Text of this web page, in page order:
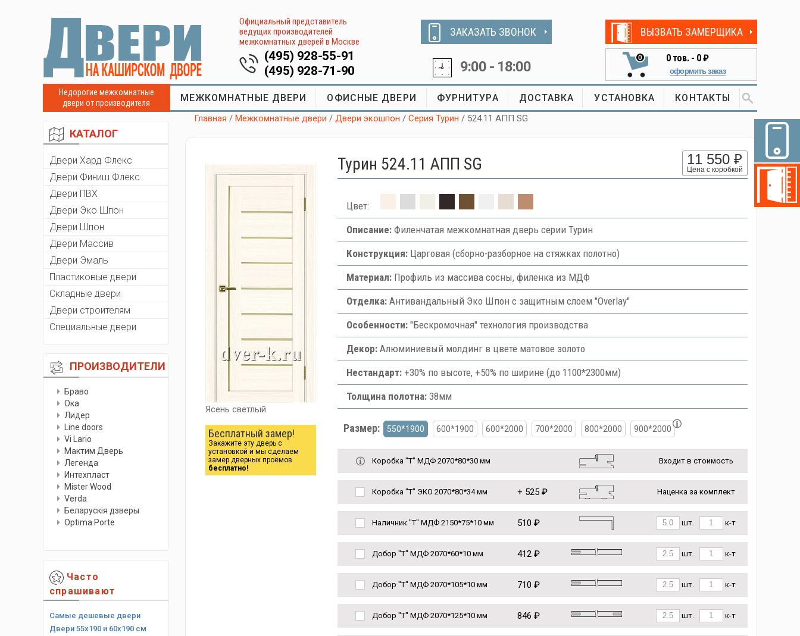
Официальный представитель
ведущих производителей
межкомнатных дверей в Москве
(495) 928-55-91
(495) 928-71-90
ЗАКАЗАТЬ ЗВОНОК
9:00 - 18:00
ВЫЗВАТЬ ЗАМЕРЩИКА
0 0тов. - 0 ₽
оформить заказ
Недорогие межкомнатные
двери от производителя
МЕЖКОМНАТНЫЕ ДВЕРИ ОФИСНЫЕ ДВЕРИ ФУРНИТУРА ДОСТАВКА УСТАНОВКА КОНТАКТЫ
КАТАЛОГ
Двери Хард Флекс
Двери Финиш Флекс
Двери ПВХ
Двери Эко Шпон
Двери Шпон
Двери Массив
Двери Эмаль
Пластиковые двери
Складные двери
Двери строителям
Специальные двери
ПРОИЗВОДИТЕЛИ
Браво
Ока
Лидер
Line doors
Vi Lario
Мактим Дверь
Легенда
Интехпласт
Мister Wood
Verda
Беларускiя дзверы
Optima Porte
Часто
спрашивают
Самые дешевые двери
Двери 55х190 и 60х190 см
Главная /Межкомнатные двери /Двери экошпон /Серия Турин / 524.11 АПП SG
Ясень светлый
Бесплатный замер!
Закажите эту дверь с
установкой и мы сделаем
замер дверных проёмов
бесплатно!
Турин 524.11 АПП SG 11 550 ₽
Цена с коробкой
Цвет:
Описание:Филенчатая межкомнатная дверь серии Турин
Конструкция:Царговая (сборно-разборное на стяжках полотно)
Материал:Профиль из массива сосны, филенка из МДФ
Отделка:Антивандальный Эко Шпон с защитным слоем "Overlay"
Особенности:"Бескромочная" технология производства
Декор:Алюминиевый молдинг в цвете матовое золото
Нестандарт:+30% по высоте, +50% по ширине (до 1100*2300мм)
Толщина полотна:38мм
Размер: 550*1900 600*1900 600*2000 700*2000 800*2000 900*2000
Коробка "Т" МДФ 2070*80*30 мм Входит в стоимость
Коробка "Т" ЭКО 2070*80*34 мм + 525 ₽ Наценка за комплект
Наличник "Т" МДФ 2150*75*10 мм 510 ₽ шт. к-т
Добор "Т" МДФ 2070*60*10 мм 412 ₽ шт. к-т
Добор "Т" МДФ 2070*105*10 мм 710 ₽ шт. к-т
Добор "Т" МДФ 2070*125*10 мм 846 ₽ шт. к-т